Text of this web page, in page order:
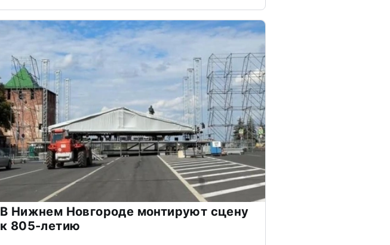
В Нижнем Новгороде монтируют сцену
к 805-летию